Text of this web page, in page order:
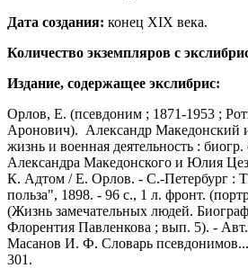
Дата создания: конец ХIХ века.
Количество экземпляров с
Издание, содержащее экслибрис:
Орлов, Е. (псевдоним ; 1871-1953 ;
Аронович). Александр Македонский
жизнь и военная деятельность : биогр.
Александра Македонского и Юлия
К. Адтом / Е. Орлов. - С.-Петербург :
польза", 1898. - 96 с., 1 л. фронт.
(Жизнь замечательных людей.
Флорентия Павленкова ; вып. 5). -
Масанов И. Ф. Словарь
301.